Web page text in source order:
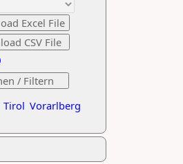
Tirol Vorarlberg